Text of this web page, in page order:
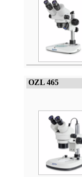
OZL 465